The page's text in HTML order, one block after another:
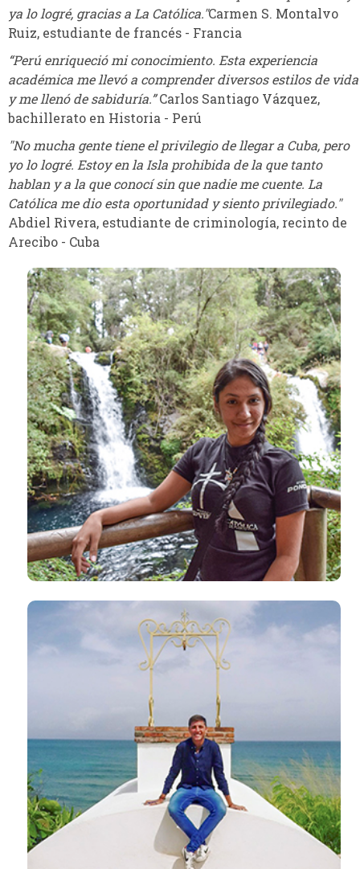
ya lo logré, gracias a La Católica."Carmen S. Montalvo
Ruiz, estudiante de francés - Francia
“Perú enriqueció mi conocimiento. Esta experiencia
académica me llevó a comprender diversos estilos de vida
y me llenó de sabiduría.”Carlos Santiago Vázquez,
bachillerato en Historia - Perú
"No mucha gente tiene el privilegio de llegar a Cuba, pero
yo lo logré. Estoy en la Isla prohibida de la que tanto
hablan y a la que conocí sin que nadie me cuente. La
Católica me dio esta oportunidad y siento privilegiado."
Abdiel Rivera, estudiante de criminología, recinto de
Arecibo - Cuba
El salón de clases es el mundo
Desarrollamos profesionales de
calibre mundial